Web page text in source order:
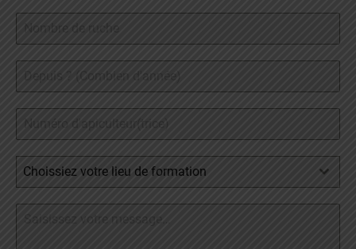
Choissiez votre lieu de formation